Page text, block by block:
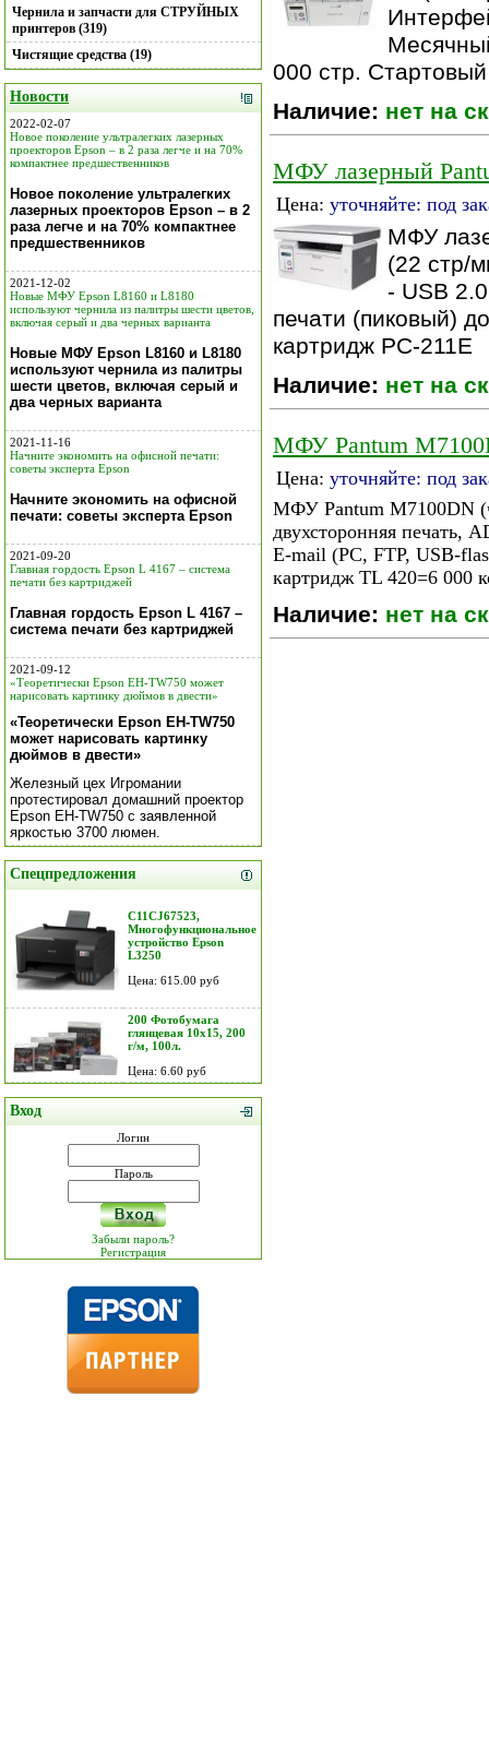
Чернила и запчасти для СТРУЙНЫХ
принтеров (319)
Чистящие средства (19)
Новости
2022-02-07
Новое поколение ультралегких лазерных
проекторов Epson – в 2 раза легче и на 70%
компактнее предшественников
Новое поколение ультралегких
лазерных проекторов Epson – в 2
раза легче и на 70% компактнее
предшественников
2021-12-02
Новые МФУ Epson L8160 и L8180
используют чернила из палитры шести цветов,
включая серый и два черных варианта
Новые МФУ Epson L8160 и L8180
используют чернила из палитры
шести цветов, включая серый и
два черных варианта
2021-11-16
Начните экономить на офисной печати:
советы эксперта Epson
Начните экономить на офисной
печати: советы эксперта Epson
2021-09-20
Главная гордость Epson L 4167 – система
печати без картриджей
Главная гордость Epson L 4167 –
система печати без картриджей
2021-09-12
«Теоретически Epson EH-TW750 может
нарисовать картинку дюймов в двести»
«Теоретически Epson EH-TW750
может нарисовать картинку
дюймов в двести»
Железный цех Игромании
протестировал домашний проектор
Epson EH-TW750 с заявленной
яркостью 3700 люмен.
Спецпредложения
C11CJ67523,
Многофункциональное
устройство Epson
L3250
Цена: 615.00 руб
200 Фотобумага
глянцевая 10х15, 200
г/м, 100л.
Цена: 6.60 руб
Вход
Логин
Пароль
Забыли пароль?
Регистрация
000 стр.
Наличие: нет на
МФУ лазерный
Цена: уточняйте: под
МФУ
(22 стр/
- USB
печати (пиковый)
картридж PC-211E
Наличие: нет на
МФУ Pantum
Цена: уточняйте: под
МФУ Pantum M7100DN
двухсторонняя печать,
E-mail (PC, FTP, USB-
картридж TL 420=6 000
Наличие: нет на